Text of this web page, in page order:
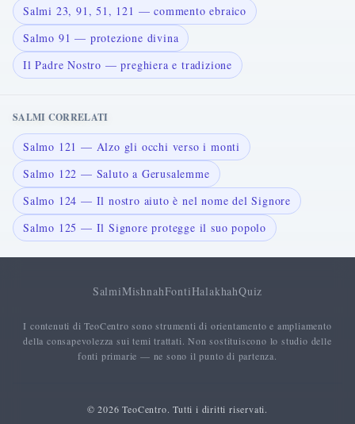
Salmi 23, 91, 51, 121 — commento ebraico
Salmo 91 — protezione divina
Il Padre Nostro — preghiera e tradizione
SALMI CORRELATI
Salmo 121 — Alzo gli occhi verso i monti
Salmo 122 — Saluto a Gerusalemme
Salmo 124 — Il nostro aiuto è nel nome del Signore
Salmo 125 — Il Signore protegge il suo popolo
SalmiMishnahFontiHalakhahQuiz
I contenuti di TeoCentro sono strumenti di orientamento e ampliamento
della consapevolezza sui temi trattati. Non sostituiscono lo studio delle
fonti primarie — ne sono il punto di partenza.
© 2026 TeoCentro. Tutti i diritti riservati.